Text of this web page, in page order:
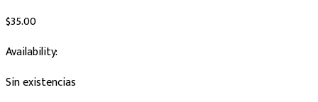
$35.00
Availability:
Sin existencias